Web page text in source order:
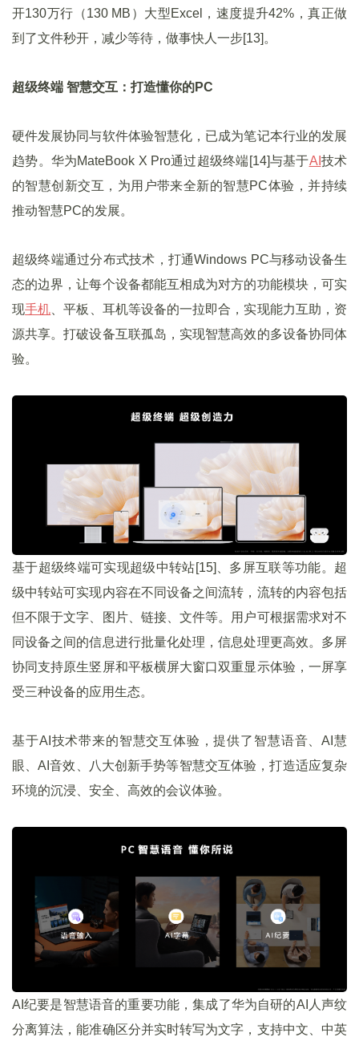
开130万行（130 MB）大型Excel，速度提升42%，真正做
到了文件秒开，减少等待，做事快人一步[13]。
超级终端 智慧交互：打造懂你的PC
硬件发展协同与软件体验智慧化，已成为笔记本行业的发展
趋势。华为MateBook X Pro通过超级终端[14]与基于AI 技术
的智慧创新交互，为用户带来全新的智慧PC体验，并持续
推动智慧PC的发展。
超级终端通过分布式技术，打通Windows PC与移动设备生
态的边界，让每个设备都能互相成为对方的功能模块，可实
现手机 、平板、耳机等设备的一拉即合，实现能力互助，资
源共享。打破设备互联孤岛，实现智慧高效的多设备协同体
验。
基于超级终端可实现超级中转站[15]、多屏互联等功能。超
级中转站可实现内容在不同设备之间流转，流转的内容包括
但不限于文字、图片、链接、文件等。用户可根据需求对不
同设备之间的信息进行批量化处理，信息处理更高效。多屏
协同支持原生竖屏和平板横屏大窗口双重显示体验，一屏享
受三种设备的应用生态。
基于AI技术带来的智慧交互体验，提供了智慧语音、AI慧
眼、AI音效、八大创新手势等智慧交互体验，打造适应复杂
环境的沉浸、安全、高效的会议体验。
AI纪要是智慧语音的重要功能，集成了华为自研的AI人声纹
分离算法，能准确区分并实时转写为文字，支持中文、中英